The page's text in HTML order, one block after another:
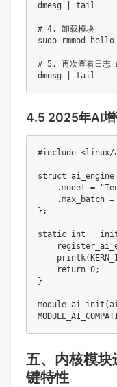
dmesg | tail
# 4. 卸载模块
sudo rmmod
# 5. 再次查看日志（
dmesg | tail
4.5 2025年AI增
#include <linux/
struct ai_engine
.model =
.max_batch =
};
static int __init
    return 0;
}
五、内核模
键特性​